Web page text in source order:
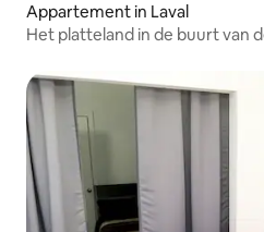
Appartement in Laval
Het platteland in de buurt van